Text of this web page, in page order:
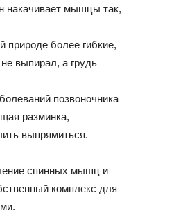
накачивает мышцы так,
природе более гибкие,
выпирал, а грудь
позвоночника
разминка,
выпрямиться.
спинных мышц и
комплекс для